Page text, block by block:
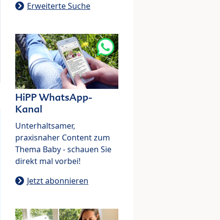
Erweiterte Suche
HiPP WhatsApp-
Kanal
Unterhaltsamer,
praxisnaher Content zum
Thema Baby - schauen Sie
direkt mal vorbei!
Jetzt abonnieren